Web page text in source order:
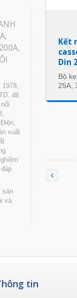
đã
xuất
sản
và
Kết
Din
Bộ
25A,
tin